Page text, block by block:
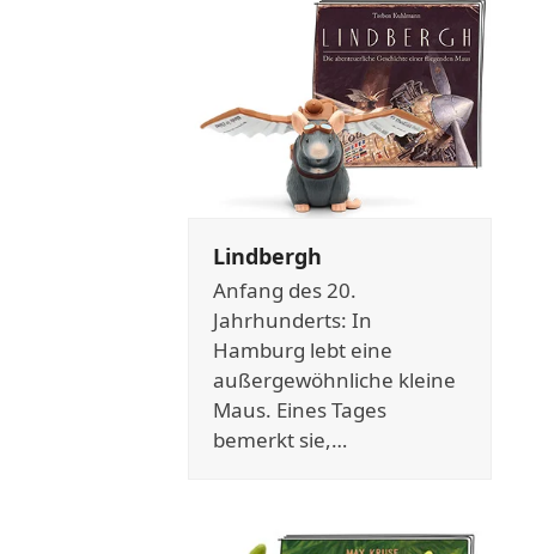
Lindbergh
Anfang des 20.
Jahrhunderts: In
Hamburg lebt eine
außergewöhnliche kleine
Maus. Eines Tages
bemerkt sie,…